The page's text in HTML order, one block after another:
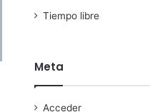
Tiempo libre
Meta
Acceder